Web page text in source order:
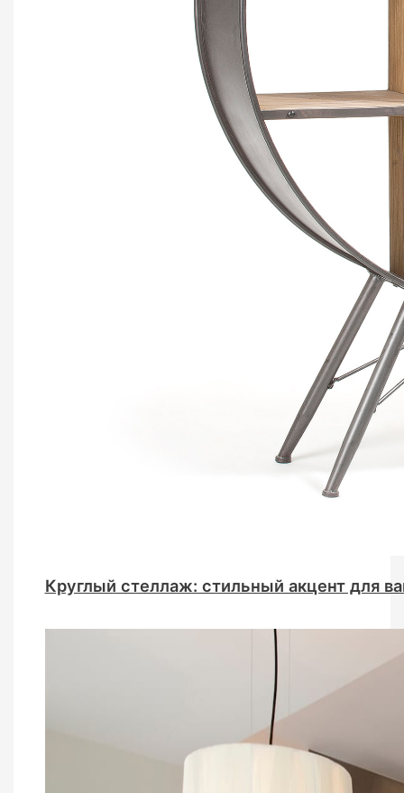
Круглый стеллаж: стильный акцент для